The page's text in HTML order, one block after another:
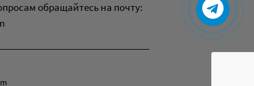
обращайтесь на почту: